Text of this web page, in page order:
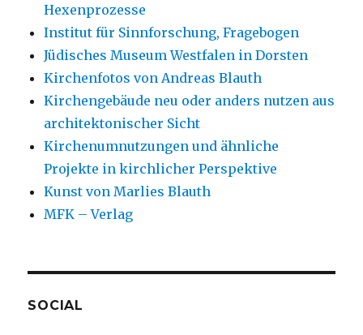
Hexenprozesse
Institut für Sinnforschung, Fragebogen
Jüdisches Museum Westfalen in Dorsten
Kirchenfotos von Andreas Blauth
Kirchengebäude neu oder anders nutzen aus
architektonischer Sicht
Kirchenumnutzungen und ähnliche
Projekte in kirchlicher Perspektive
Kunst von Marlies Blauth
MFK – Verlag
SOCIAL